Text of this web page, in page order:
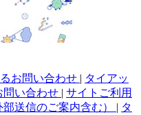
お問い合わせ | タイアッ
問い合わせ | サイトご利用
送信のご案内含む） | タ